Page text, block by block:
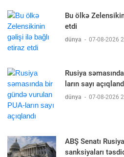
Bu ölkə
etdi
dünya - 07-08-2026
Rusiya
ların sayı
dünya - 07-08-2026
ABŞ Senatı
sanksiyaları